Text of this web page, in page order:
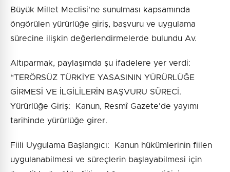
Büyük Millet Meclisi'ne sunulması kapsamında
öngörülen yürürlüğe giriş, başvuru ve uygulama
sürecine ilişkin değerlendirmelerde bulundu Av.
Altıparmak, paylaşımda şu ifadelere yer verdi:
“TERÖRSÜZ TÜRKİYE YASASININ YÜRÜRLÜĞE
GİRMESİ VE İLGİLİLERİN BAŞVURU SÜRECİ.
Yürürlüğe Giriş: Kanun, Resmî Gazete'de yayımı
tarihinde yürürlüğe girer.
Fiili Uygulama Başlangıcı: Kanun hükümlerinin fiilen
uygulanabilmesi ve süreçlerin başlayabilmesi için